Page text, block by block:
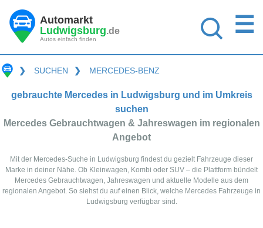
Automarkt
Ludwigsburg.de
Autos einfach finden
☰
❯ SUCHEN ❯ MERCEDES-BENZ
gebrauchte Mercedes in Ludwigsburg und im Umkreis
suchen
Mercedes Gebrauchtwagen & Jahreswagen im regionalen
Angebot
Mit der Mercedes-Suche in Ludwigsburg findest du gezielt Fahrzeuge dieser
Marke in deiner Nähe. Ob Kleinwagen, Kombi oder SUV – die Plattform bündelt
Mercedes Gebrauchtwagen, Jahreswagen und aktuelle Modelle aus dem
regionalen Angebot. So siehst du auf einen Blick, welche Mercedes Fahrzeuge in
Ludwigsburg verfügbar sind.